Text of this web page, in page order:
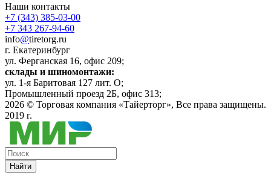
Наши контакты
+7 (343) 385-03-00
+7 343 267-94-60
info@tiretorg.ru
г. Екатеринбург
ул. Ферганская 16, офис 209;
склады и шиномонтажи:
ул. 1-я Баритовая 127 лит. О;
Промышленный проезд 2Б, офис 313;
2026 © Торговая компания «Тайерторг», Все права защищены.
2019 г.
Найти